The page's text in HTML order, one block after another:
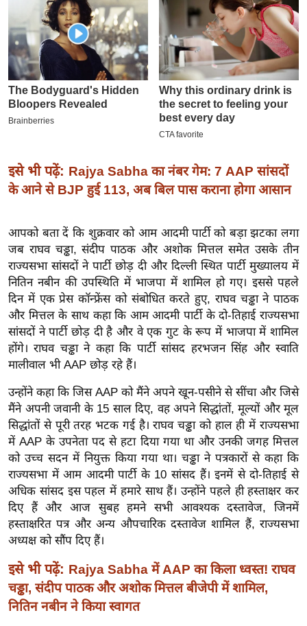
र
मि
सा
ल
सा
ल
ख्सि
य
त
यं
ग
इं
डि
या
हि
त्य
ज
ग
त
ऑ
टो
व
र्ल्ड
न्यू
ज
ब्री
फ
इसे भी पढ़ें: Rajya Sabha का नंबर गेम: 7 AAP सांसदों
के आने से BJP हुई 113, अब बिल पास कराना होगा आसान
आपको बता दें कि शुक्रवार को आम आदमी पार्टी को बड़ा झटका लगा
जब राघव चड्ढा, संदीप पाठक और अशोक मित्तल समेत उसके तीन
राज्यसभा सांसदों ने पार्टी छोड़ दी और दिल्ली स्थित पार्टी मुख्यालय में
नितिन नबीन की उपस्थिति में भाजपा में शामिल हो गए। इससे पहले
दिन में एक प्रेस कॉन्फ्रेंस को संबोधित करते हुए, राघव चड्ढा ने पाठक
और मित्तल के साथ कहा कि आम आदमी पार्टी के दो-तिहाई राज्यसभा
सांसदों ने पार्टी छोड़ दी है और वे एक गुट के रूप में भाजपा में शामिल
होंगे। राघव चड्ढा ने कहा कि पार्टी सांसद हरभजन सिंह और स्वाति
मालीवाल भी AAP छोड़ रहे हैं।
उन्होंने कहा कि जिस AAP को मैंने अपने खून-पसीने से सींचा और जिसे
मैंने अपनी जवानी के 15 साल दिए, वह अपने सिद्धांतों, मूल्यों और मूल
सिद्धांतों से पूरी तरह भटक गई है। राघव चड्ढा को हाल ही में राज्यसभा
में AAP के उपनेता पद से हटा दिया गया था और उनकी जगह मित्तल
को उच्च सदन में नियुक्त किया गया था। चड्ढा ने पत्रकारों से कहा कि
राज्यसभा में आम आदमी पार्टी के 10 सांसद हैं। इनमें से दो-तिहाई से
अधिक सांसद इस पहल में हमारे साथ हैं। उन्होंने पहले ही हस्ताक्षर कर
दिए हैं और आज सुबह हमने सभी आवश्यक दस्तावेज, जिनमें
हस्ताक्षरित पत्र और अन्य औपचारिक दस्तावेज शामिल हैं, राज्यसभा
अध्यक्ष को सौंप दिए हैं।
इसे भी पढ़ें: Rajya Sabha में AAP का किला ध्वस्त! राघव
चड्ढा, संदीप पाठक और अशोक मित्तल बीजेपी में शामिल,
नितिन नबीन ने किया स्वागत